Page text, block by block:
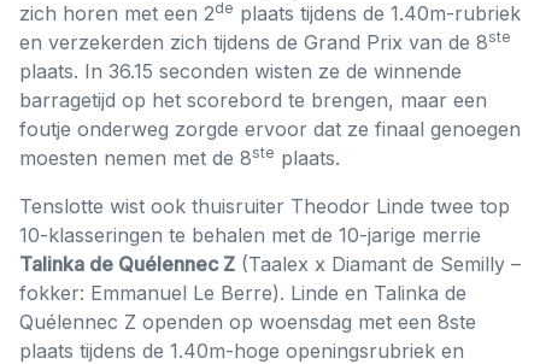
zich horen met een 2de plaats tijdens de 1.40m-rubriek
en verzekerden zich tijdens de Grand Prix van de 8ste
plaats. In 36.15 seconden wisten ze de winnende
barragetijd op het scorebord te brengen, maar een
foutje onderweg zorgde ervoor dat ze finaal genoegen
moesten nemen met de 8ste plaats.
Tenslotte wist ook thuisruiter Theodor Linde twee top
10-klasseringen te behalen met de 10-jarige merrie
Talinka de Quélennec Z (Taalex x Diamant de Semilly –
fokker: Emmanuel Le Berre). Linde en Talinka de
Quélennec Z openden op woensdag met een 8ste
plaats tijdens de 1.40m-hoge openingsrubriek en